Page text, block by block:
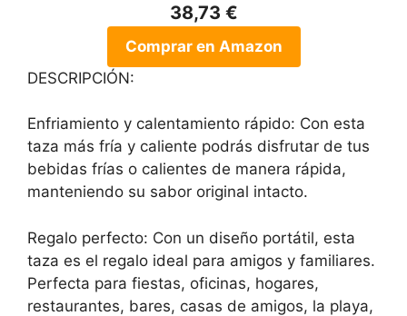
38,73 €
Comprar en Amazon
DESCRIPCIÓN:
Enfriamiento y calentamiento rápido: Con esta
taza más fría y caliente podrás disfrutar de tus
bebidas frías o calientes de manera rápida,
manteniendo su sabor original intacto.
Regalo perfecto: Con un diseño portátil, esta
taza es el regalo ideal para amigos y familiares.
Perfecta para fiestas, oficinas, hogares,
restaurantes, bares, casas de amigos, la playa,